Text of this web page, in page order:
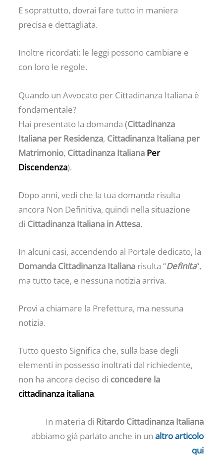
E soprattutto, dovrai fare tutto in maniera
precisa e dettagliata.
Inoltre ricordati: le leggi possono cambiare e
con loro le regole.
Quando un Avvocato per Cittadinanza Italiana è
fondamentale?
Hai presentato la domanda (Cittadinanza
Italiana per Residenza, Cittadinanza Italiana per
Matrimonio, Cittadinanza Italiana Per
Discendenza).
Dopo anni, vedi che la tua domanda risulta
ancora Non Definitiva, quindi nella situazione
di Cittadinanza Italiana in Attesa.
In alcuni casi, accendendo al Portale dedicato, la
Domanda Cittadinanza Italiana risulta “Definita“,
ma tutto tace, e nessuna notizia arriva.
Provi a chiamare la Prefettura, ma nessuna
notizia.
Tutto questo Significa che, sulla base degli
elementi in possesso inoltrati dal richiedente,
non ha ancora deciso di concedere la
cittadinanza italiana.
In materia di Ritardo Cittadinanza Italiana
abbiamo già parlato anche in un altro articolo
qui